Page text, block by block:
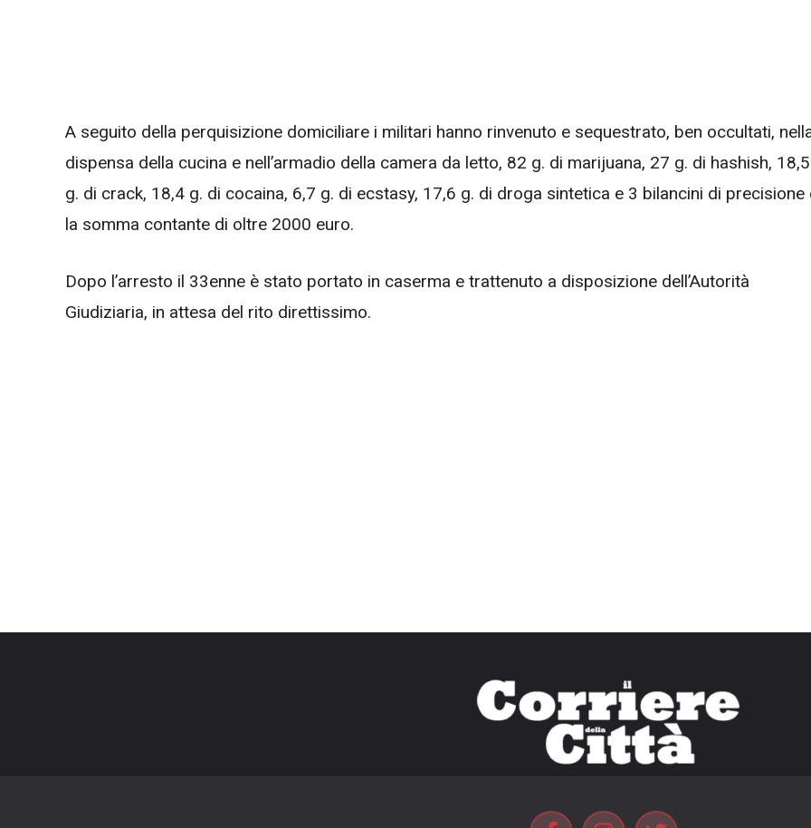
A seguito della perquisizione domiciliare i militari hanno rinvenuto e sequestrato, ben occultati,
dispensa della cucina e nell’armadio della camera da letto, 82 g. di marijuana, 27 g. di hashish, 18,5
g. di crack, 18,4 g. di cocaina, 6,7 g. di ecstasy, 17,6 g. di droga sintetica e 3 bilancini di precisione
la somma contante di oltre 2000 euro.
Dopo l’arresto il 33enne è stato portato in caserma e trattenuto a disposizione dell’Autorità
Giudiziaria, in attesa del rito direttissimo.